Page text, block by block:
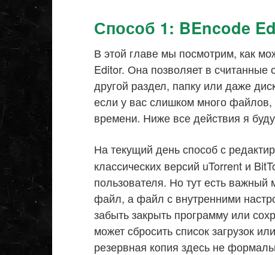
Способ 1: BEncode
В этой главе мы посмотрим, как
Editor. Она позволяет в
другой раздел, папку или даже
если у вас слишком много файлов,
времени. Ниже все действия я
На текущий день способ с
классических версий uTorrent и
пользователя. Но тут есть
файл, а файл с внутренними
забыть закрыть программу или
может сбросить список загрузок
резервная копия здесь не